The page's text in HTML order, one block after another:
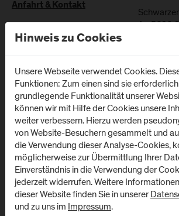
Anfahrt & Kontakt
A-5620
Newsletter
Melden Sie sich zum Newsletter an und
Infos aus der FH Salzburg und zu
E-Mail Adresse:
Hinweis zu Cookies
Unsere Webseite verwendet Cookies.
Funktionen: Zum einen sind sie
grundlegende Funktionalität unserer
können wir mit Hilfe der Cookies unsere
weiter verbessern. Hierzu werden
von Website-Besuchern gesammelt und
die Verwendung dieser Analyse-Cookies,
möglicherweise zur Übermittlung Ihrer
Einverständnis in die Verwendung der
jederzeit widerrufen. Weitere
dieser Website finden Sie in unserer
und zu uns im Impressum.